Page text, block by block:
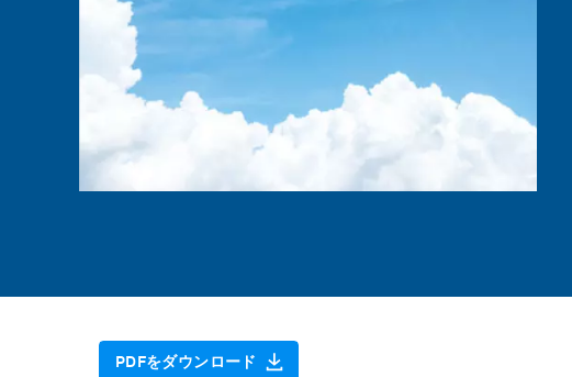
PDFをダウンロード